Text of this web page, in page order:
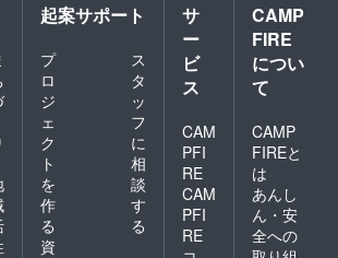
起案サポート
プ
ロ
ジ
ェ
ク
ト
を
作
る
ス
タ
ッ
フ
に
相
談
す
る
資
サ
ー
ビ
ス
CAM
PFI
RE
CAM
PFI
RE
CAMP
FIRE
につい
て
CAMP
FIREと
は
あんし
ん・安
全への